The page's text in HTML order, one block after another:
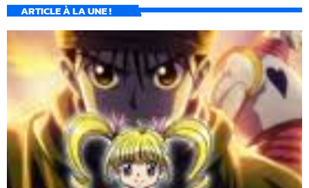
ARTICLE À LA UNE !